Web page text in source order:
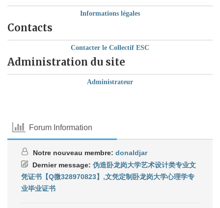
Informations légales
Contacts
Contacter le Collectif ESC
Administration du site
Administrateur
Forum Information
Notre nouveau membre: donaldjar
Dernier message: 伪造卧龙岗大学艺术设计类专业文
凭证书【Q微328970823】,文凭定制卧龙岗大学心理学专
业毕业证书